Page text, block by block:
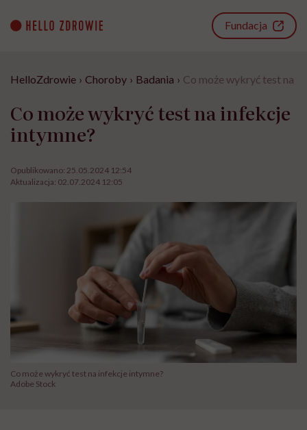
content
Fundacja
HelloZdrowie › Choroby › Badania › Co może wykryć test na
Co może wykryć test na infekcje
intymne?
Opublikowano: 25.05.2024 12:54
Aktualizacja: 02.07.2024 12:05
Co może wykryć test na infekcje intymne?
Adobe Stock